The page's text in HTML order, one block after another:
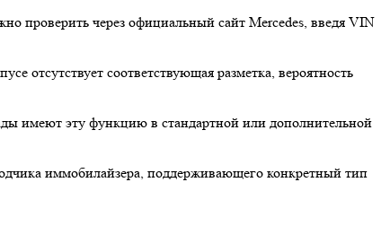
проверить через официальный сайт Mercedes, введя VIN
отсутствует соответствующая разметка, вероятность
имеют эту функцию в стандартной или дополнительной
иммобилайзера, поддерживающего конкретный тип